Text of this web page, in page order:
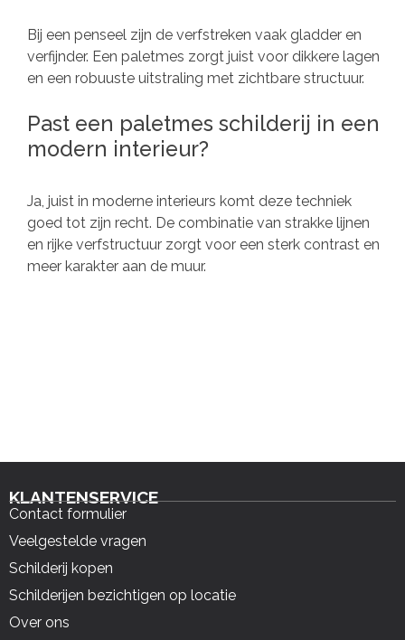
Bij een penseel zijn de verfstreken vaak gladder en
verfijnder. Een paletmes zorgt juist voor dikkere lagen
en een robuuste uitstraling met zichtbare structuur.
Past een paletmes schilderij in een
modern interieur?
Ja, juist in moderne interieurs komt deze techniek
goed tot zijn recht. De combinatie van strakke lijnen
en rijke verfstructuur zorgt voor een sterk contrast en
meer karakter aan de muur.
KLANTENSERVICE
Contact formulier
Veelgestelde vragen
Schilderij kopen
Schilderijen bezichtigen op locatie
Over ons